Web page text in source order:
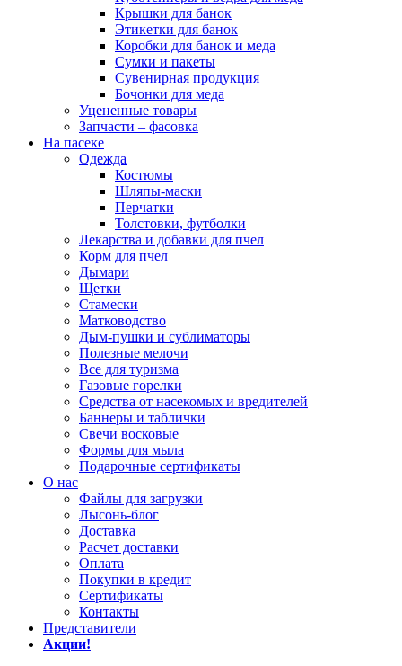
Крышки для банок
Этикетки для банок
Коробки для банок и меда
Сумки и пакеты
Сувенирная продукция
Бочонки для меда
Уцененные товары
Запчасти – фасовка
На пасеке
Одежда
Костюмы
Шляпы-маски
Перчатки
Толстовки, футболки
Лекарства и добавки для пчел
Корм для пчел
Дымари
Щетки
Стамески
Матководство
Дым-пушки и сублиматоры
Полезные мелочи
Все для туризма
Газовые горелки
Средства от насекомых и вредителей
Баннеры и таблички
Свечи восковые
Формы для мыла
Подарочные сертификаты
О нас
Файлы для загрузки
Лысонь-блог
Доставка
Расчет доставки
Оплата
Покупки в кредит
Сертификаты
Контакты
Представители
Акции!